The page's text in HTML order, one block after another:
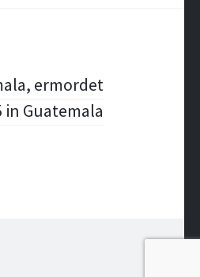
ermordet
in Guatemala